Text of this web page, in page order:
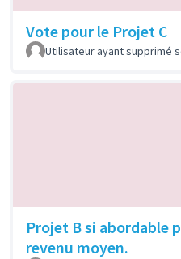
Vote pour le Projet C
Utilisateur ayant supprimé
Projet B si abordable
revenu moyen.